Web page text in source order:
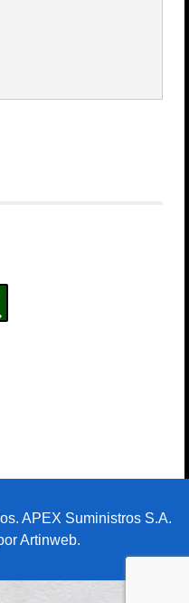
APEX Suministros S.A.
Artinweb.